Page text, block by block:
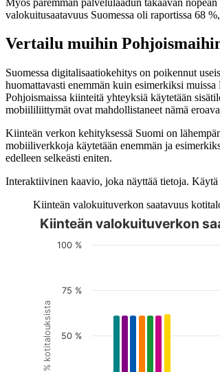
valokuitusaatavuus Suomessa oli raportissa 68
Vertailu muihin
Suomessa digitalisaatiokehitys on poikennut
huomattavasti enemmän kuin esimerkiksi
Pohjoismaissa kiinteitä yhteyksiä käytetään
mobiililiittymät ovat mahdollistaneet nämä
Kiinteän verkon kehityksessä Suomi on
mobiiliverkkoja käytetään enemmän ja
edelleen selkeästi eniten.
Interaktiivinen kaavio, joka näyttää tietoja.
Kiinteän valokuituverkon saatavuus
Kuvaaja on interaktiivinen. Siirry
% kotitalouksista
Kiinteän valokuituverkon
50 %
75 %
100 %